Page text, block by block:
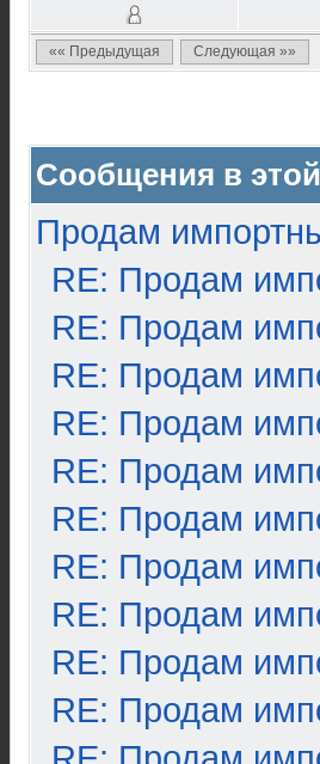
«« Предыдущая Следующая »»
Сообщения в
Продам
RE: Продам
RE: Продам
RE: Продам
RE: Продам
RE: Продам
RE: Продам
RE: Продам
RE: Продам
RE: Продам
RE: Продам